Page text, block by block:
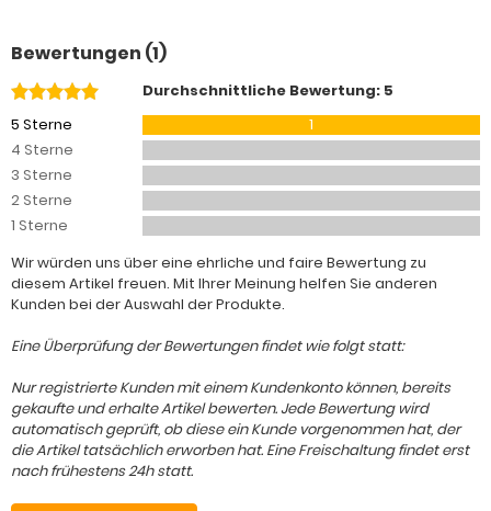
Bewertungen (1)
Durchschnittliche Bewertung: 5
5 Sterne
1
4 Sterne
3 Sterne
2 Sterne
1 Sterne
Wir würden uns über eine ehrliche und faire Bewertung zu
diesem Artikel freuen. Mit Ihrer Meinung helfen Sie anderen
Kunden bei der Auswahl der Produkte.
Eine Überprüfung der Bewertungen findet wie folgt statt:
Nur registrierte Kunden mit einem Kundenkonto können, bereits
gekaufte und erhalte Artikel bewerten. Jede Bewertung wird
automatisch geprüft, ob diese ein Kunde vorgenommen hat, der
die Artikel tatsächlich erworben hat. Eine Freischaltung findet erst
nach frühestens 24h statt.